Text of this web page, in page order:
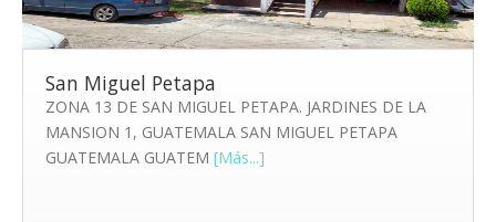
San Miguel Petapa
ZONA 13 DE SAN MIGUEL PETAPA. JARDINES DE LA
MANSION 1, GUATEMALA SAN MIGUEL PETAPA
GUATEMALA GUATEM [Más...]